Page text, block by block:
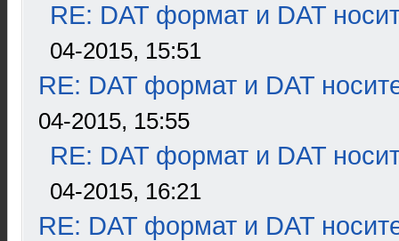
RE: DAT формат и DAT
04-2015, 15:51
RE: DAT формат и DAT
04-2015, 15:55
RE: DAT формат и DAT
04-2015, 16:21
RE: DAT формат и DAT